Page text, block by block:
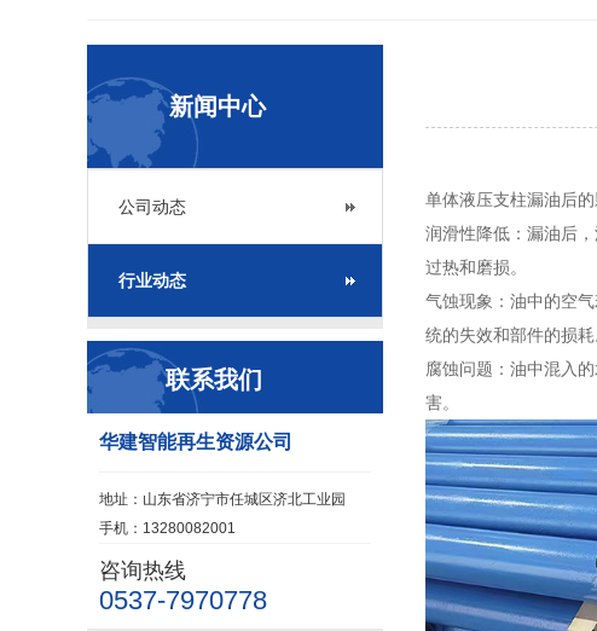
新闻中心
公司动态
行业动态
联系我们
华建智能再生资源公司
地址：山东省济宁市任城区济北工业园
手机：13280082001
咨询热线
0537-7970778
单体液压支柱漏油后
润滑性降低：漏油后
过热和磨损。
气蚀现象：油中的空
统的失效和部件的损耗
腐蚀问题：油中混入
害。